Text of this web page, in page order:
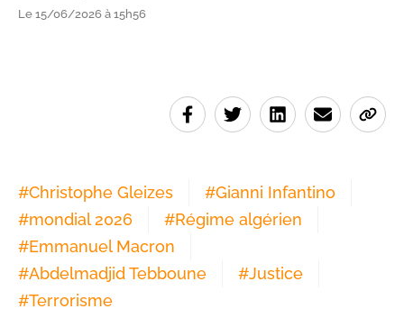
Le 15/06/2026 à 15h56
#Christophe Gleizes #Gianni Infantino
#mondial 2026 #Régime algérien
#Emmanuel Macron
#Abdelmadjid Tebboune #Justice
#Terrorisme